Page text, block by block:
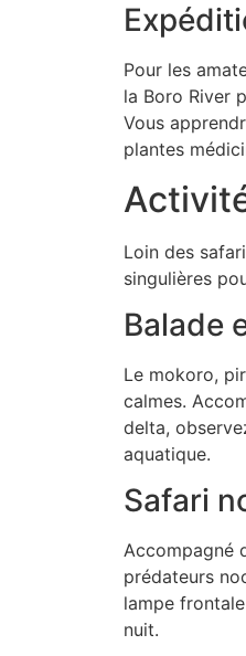
Pour les
la Boro River
Vous
plantes
Loin des
singulières
Balade
Le mokoro,
calmes.
delta,
aquatique.
Safari
Accompagné
prédateurs
lampe
nuit.